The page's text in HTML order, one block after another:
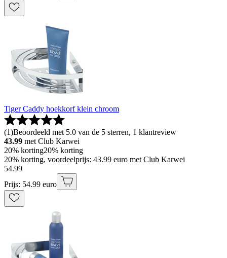
Tiger Caddy hoekkorf klein chroom
(1)Beoordeeld met 5.0 van de 5 sterren, 1 klantreview
43.99 met Club Karwei
20% korting20% korting
20% korting, voordeelprijs: 43.99 euro met Club Karwei
54.99
Prijs: 54.99 euro